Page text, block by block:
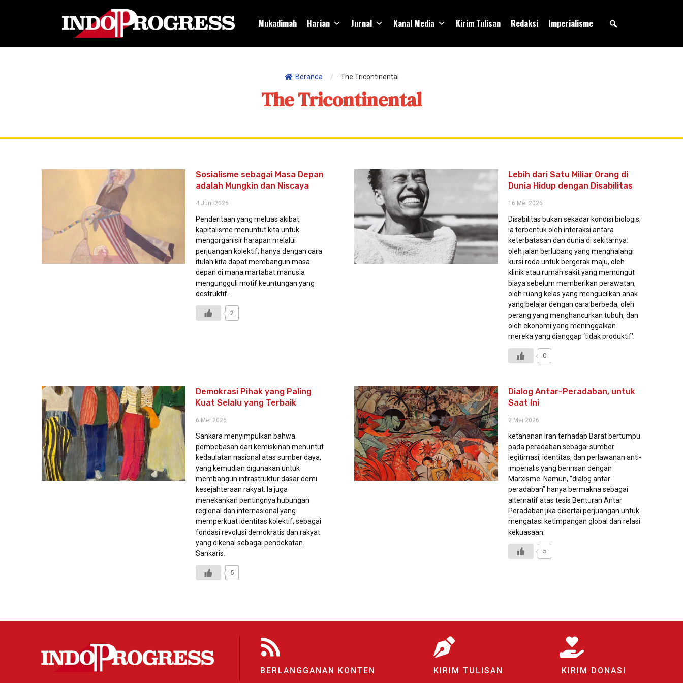
Mukadimah Harian Jurnal Kanal Media Kirim Tulisan Redaksi Imperialisme
Beranda / The Tricontinental
The Tricontinental
Sosialisme sebagai Masa Depan
adalah Mungkin dan Niscaya
4 Juni 2026
Penderitaan yang meluas akibat
kapitalisme menuntut kita untuk
mengorganisir harapan melalui
perjuangan kolektif; hanya dengan cara
itulah kita dapat membangun masa
depan di mana martabat manusia
mengungguli motif keuntungan yang
destruktif.
2
Lebih dari Satu Miliar Orang di
Dunia Hidup dengan Disabilitas
16 Mei 2026
Disabilitas bukan sekadar kondisi biologis;
ia terbentuk oleh interaksi antara
keterbatasan dan dunia di sekitarnya:
oleh jalan berlubang yang menghalangi
kursi roda untuk bergerak maju, oleh
klinik atau rumah sakit yang memungut
biaya sebelum memberikan perawatan,
oleh ruang kelas yang mengucilkan anak
yang belajar dengan cara berbeda, oleh
perang yang menghancurkan tubuh, dan
oleh ekonomi yang meninggalkan
mereka yang dianggap ‘tidak produktif’.
0
Demokrasi Pihak yang Paling
Kuat Selalu yang Terbaik
6 Mei 2026
Sankara menyimpulkan bahwa
pembebasan dari kemiskinan menuntut
kedaulatan nasional atas sumber daya,
yang kemudian digunakan untuk
membangun infrastruktur dasar demi
kesejahteraan rakyat. Ia juga
menekankan pentingnya hubungan
regional dan internasional yang
memperkuat identitas kolektif, sebagai
fondasi revolusi demokratis dan rakyat
yang dikenal sebagai pendekatan
Sankaris.
5
Dialog Antar-Peradaban, untuk
Saat Ini
2 Mei 2026
ketahanan Iran terhadap Barat bertumpu
pada peradaban sebagai sumber
legitimasi, identitas, dan perlawanan anti-
imperialis yang beririsan dengan
Marxisme. Namun, “dialog antar-
peradaban” hanya bermakna sebagai
alternatif atas tesis Benturan Antar
Peradaban jika disertai perjuangan untuk
mengatasi ketimpangan global dan relasi
kekuasaan.
5
BERLANGGANAN KONTEN KIRIM TULISAN KIRIM DONASI